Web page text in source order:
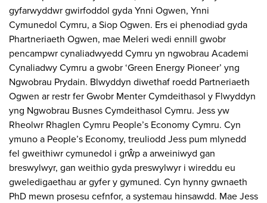
gyfarwyddwr gwirfoddol gyda Ynni Ogwen, Ynni
Cymunedol Cymru, a Siop Ogwen. Ers ei phenodiad gyda
Phartneriaeth Ogwen, mae Meleri wedi ennill gwobr
pencampwr cynaliadwyedd Cymru yn ngwobrau Academi
Cynaliadwy Cymru a gwobr ‘Green Energy Pioneer’ yng
Ngwobrau Prydain. Blwyddyn diwethaf roedd Partneriaeth
Ogwen ar restr fer Gwobr Menter Cymdeithasol y Flwyddyn
yng Ngwobrau Busnes Cymdeithasol Cymru. Jess yw
Rheolwr Rhaglen Cymru People’s Economy Cymru. Cyn
ymuno a People’s Economy, treuliodd Jess pum mlynedd
fel gweithiwr cymunedol i grŵp a arweiniwyd gan
breswylwyr, gan weithio gyda preswylwyr i wireddu eu
gweledigaethau ar gyfer y gymuned. Cyn hynny gwnaeth
PhD mewn prosesu cefnfor, a systemau hinsawdd. Mae Jess